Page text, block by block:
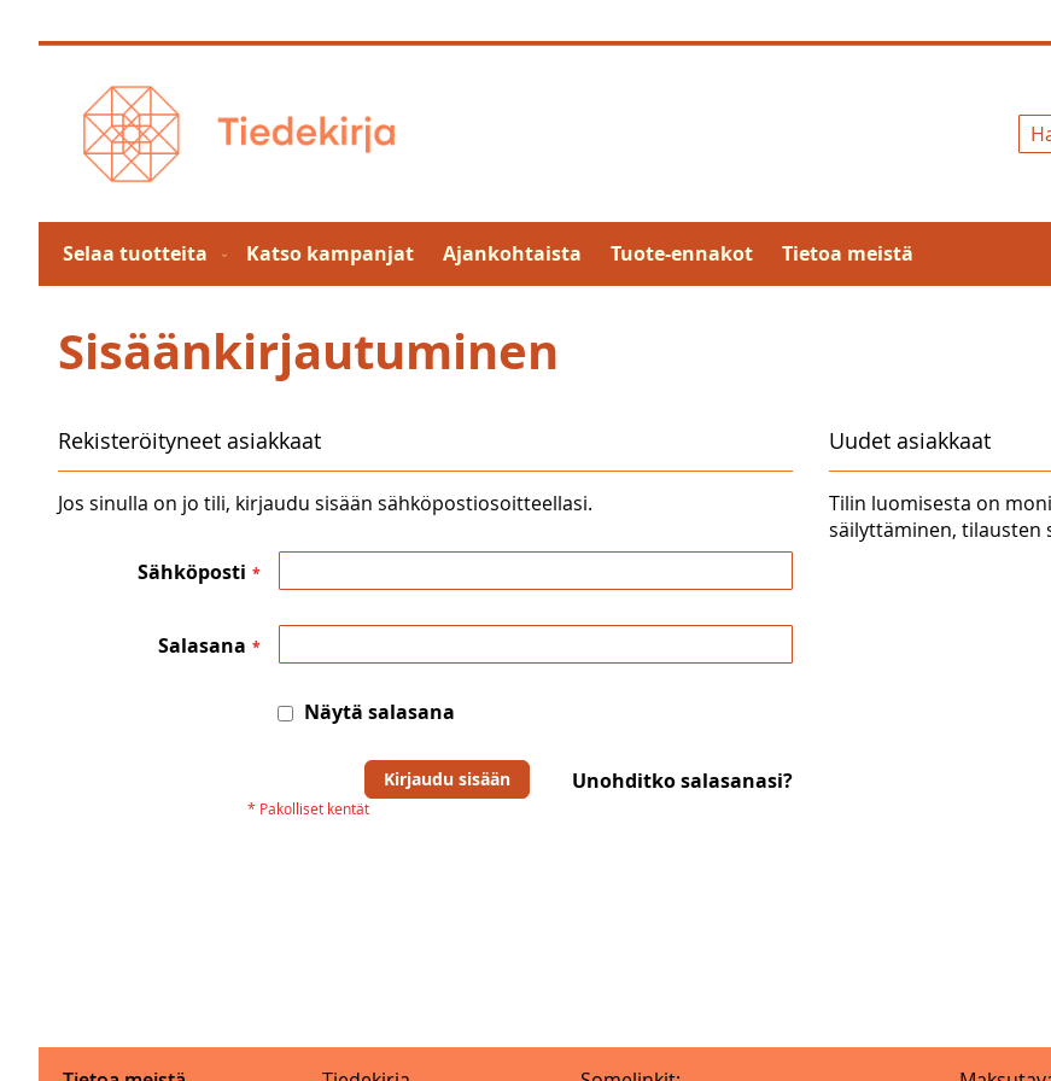
to
Selaa tuotteita Katso kampanjat Ajankohtaista Tuote-ennakot Tietoa meistä
Sisäänkirjautuminen
Rekisteröityneet asiakkaat
Jos sinulla on jo tili, kirjaudu sisään sähköpostiosoitteellasi.
Sähköposti
Salasana
Näytä salasana
Kirjaudu sisään Unohditko salasanasi?
Uudet asiakkaat
Tilin luomisesta on
säilyttäminen, tilausten